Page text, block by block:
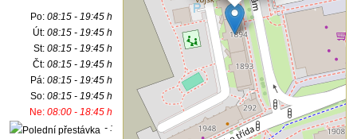
Po:08:15 - 19:45 h
Út:08:15 - 19:45 h
St:08:15 - 19:45 h
Čt:08:15 - 19:45 h
Pá:08:15 - 19:45 h
So:08:15 - 19:45 h
Ne:08:00 - 18:45 h
- :